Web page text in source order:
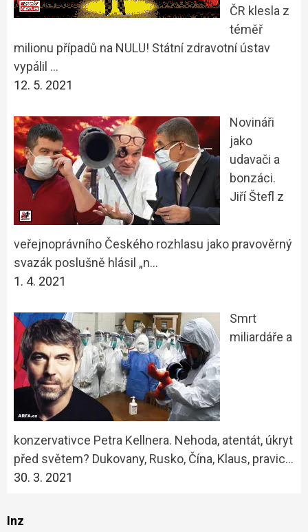
ČR klesla z
téměř
milionu případů na NULU! Státní zdravotní ústav
vypálil …
12. 5. 2021
Novináři
jako
udavači a
bonzáci.
Jiří Štefl z
veřejnoprávního Českého rozhlasu jako pravověrný
svazák poslušně hlásil „n…
1. 4. 2021
Smrt
miliardáře a
konzervativce Petra Kellnera. Nehoda, atentát, úkryt
před světem? Dukovany, Rusko, Čína, Klaus, pravic…
30. 3. 2021
Inz